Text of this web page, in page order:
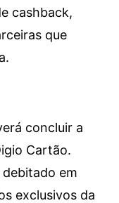
cashback,
que
concluir a
Cartão.
em
exclusivos da